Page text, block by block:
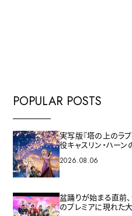
POPULAR POSTS
実写版『塔の上のラ
役キャスリン・ハー
2026.08.06
盆踊りが始まる直前
のプレミアに現れた